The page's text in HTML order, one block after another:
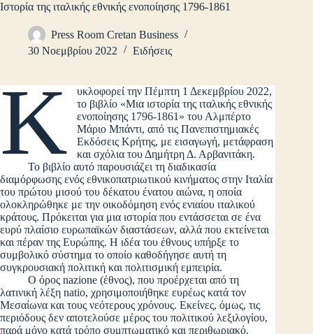
Ιστορία της ιταλικής εθνικής ενοποίησης 1796-1861
Press Room Cretan Business
30 Νοεμβρίου 2022
Ειδήσεις
Κ
υκλοφορεί την Πέμπτη 1 Δεκεμβρίου 2022,
το βιβλίο «Μια ιστορία της ιταλικής εθνικής
ενοποίησης 1796-1861» του Αλμπέρτο
Μάριο Μπάντι, από τις Πανεπιστημιακές
Εκδόσεις Κρήτης, με εισαγωγή, μετάφραση
και σχόλια του Δημήτρη Δ. Αρβανιτάκη.
Το βιβλίο αυτό παρουσιάζει τη διαδικασία
διαμόρφωσης ενός εθνικοπατριωτικού κινήματος στην Ιταλία
του πρώτου μισού του δέκατου ένατου αιώνα, η οποία
ολοκληρώθηκε με την οικοδόμηση ενός ενιαίου ιταλικού
κράτους. Πρόκειται για μια ιστορία που εντάσσεται σε ένα
ευρύ πλαίσιο ευρωπαϊκών διαστάσεων, αλλά που εκτείνεται
και πέραν της Ευρώπης. Η ιδέα του έθνους υπήρξε το
συμβολικό σύστημα το οποίο καθοδήγησε αυτή τη
συγκρουσιακή πολιτική και πολιτισμική εμπειρία.
Ο όρος nazione (έθνος), που προέρχεται από τη
λατινική λέξη natio, χρησιμοποιήθηκε ευρέως κατά τον
Μεσαίωνα και τους νεότερους χρόνους. Εκείνες, όμως, τις
περιόδους δεν αποτελούσε μέρος του πολιτικού λεξιλογίου,
παρά μόνο κατά τρόπο συμπτωματικό και περιθωριακό.